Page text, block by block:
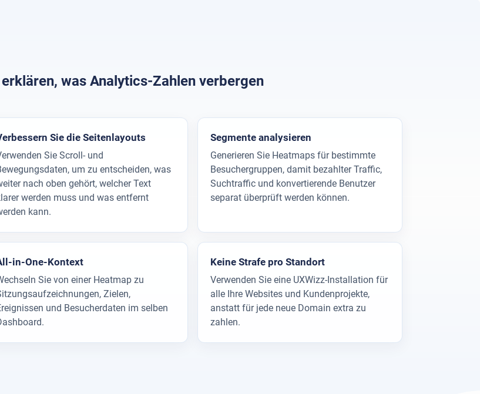
was Analytics-Zahlen verbergen
Sie die Seitenlayouts
Sie Scroll- und
um zu entscheiden, was
nach oben gehört, welcher Text
werden muss und was entfernt
kann.
Segmente analysieren
Generieren Sie Heatmaps für bestimmte
Besuchergruppen, damit bezahlter Traffic,
Suchtraffic und konvertierende Benutzer
separat überprüft werden können.
in-One-Kontext
Sie von einer Heatmap zu
Zielen,
und Besucherdaten im selben
Keine Strafe pro Standort
Verwenden Sie eine UXWizz-Installation für
alle Ihre Websites und Kundenprojekte,
anstatt für jede neue Domain extra zu
zahlen.